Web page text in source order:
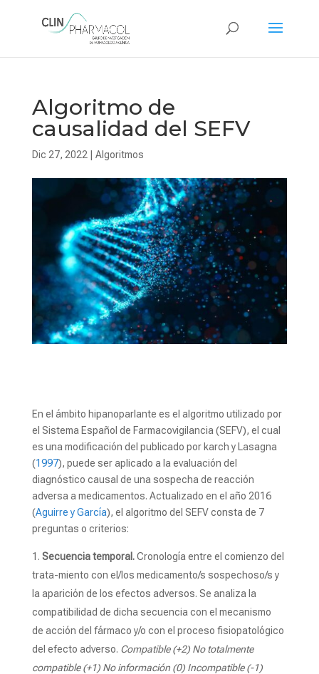
Algoritmo de
causalidad del SEFV
Dic 27, 2022 Algoritmos
En el ámbito hipanoparlante es el algoritmo utilizado por
el Sistema Español de Farmacovigilancia (SEFV), el cual
es una modificación del publicado por karch y Lasagna
(1997), puede ser aplicado a la evaluación del
diagnóstico causal de una sospecha de reacción
adversa a medicamentos. Actualizado en el año 2016
(Aguirre y García), el algoritmo del SEFV consta de 7
preguntas o criterios:
Secuencia temporal. Cronología entre el comienzo del
trata-miento con el/los medicamento/s sospechoso/s y
la aparición de los efectos adversos. Se analiza la
compatibilidad de dicha secuencia con el mecanismo
de acción del fármaco y/o con el proceso fisiopatológico
del efecto adverso. Compatible (+2) No totalmente
compatible (+1) No información (0) Incompatible (-1)